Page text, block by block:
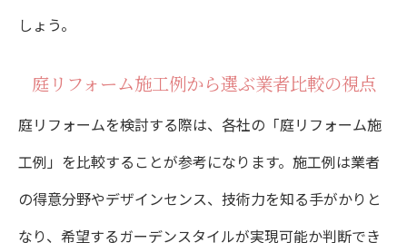
ガーデンプラス評判と安心感の理由を解説
造園で後悔しないための業者比較の重要性
見積もり明細で失敗しない造園依頼の進め方
造園見積もりで確認すべき明細項目と内訳
しょう。
庭リフォーム施工例から選ぶ業者比較の視点
庭リフォームを検討する際は、各社の「庭リフォーム施
工例」を比較することが参考になります。施工例は業者
の得意分野やデザインセンス、技術力を知る手がかりと
なり、希望するガーデンスタイルが実現可能か判断でき